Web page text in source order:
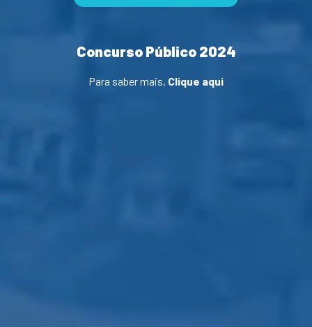
Concurso Público 2024
Para saber mais, Clique aqui